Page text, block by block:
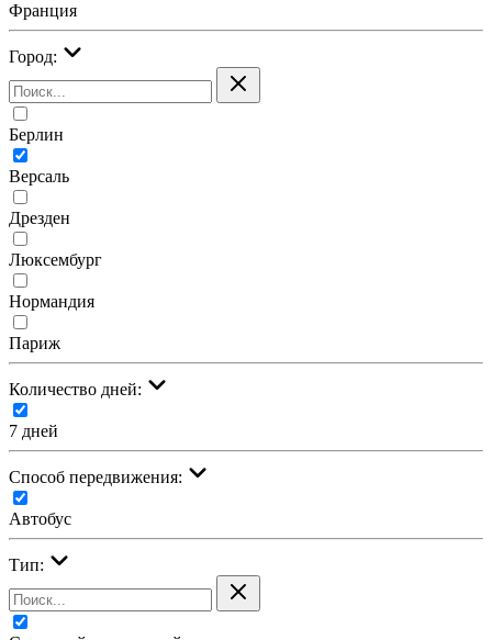
Франция
Город:
Берлин
Версаль
Дрезден
Люксембург
Нормандия
Париж
Количество дней:
7 дней
Cпособ передвижения:
Автобус
Тип: